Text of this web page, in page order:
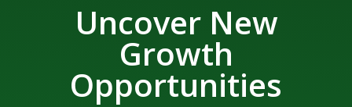
Uncover New
Growth
Opportunities